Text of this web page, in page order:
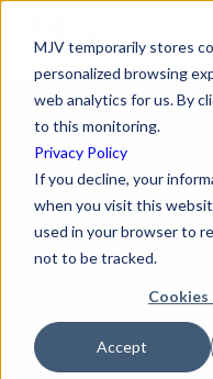
MJV temporarily stores
personalized browsing
web analytics for us. By
to this monitoring.
Privacy Policy
If you decline, your
when you visit this
used in your browser to
not to be tracked.
Accept